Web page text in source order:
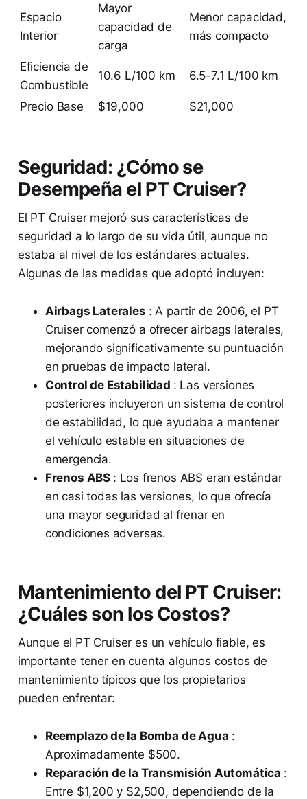
Espacio
Interior
Mayor
capacidad de
carga
Menor capacidad,
más compacto
Eficiencia de
Combustible
10.6 L/100 km 6.5-7.1 L/100 km
Precio Base $19,000 $21,000
Seguridad: ¿Cómo se
Desempeña el PT Cruiser?
El PT Cruiser mejoró sus características de
seguridad a lo largo de su vida útil, aunque no
estaba al nivel de los estándares actuales.
Algunas de las medidas que adoptó incluyen:
Airbags Laterales : A partir de 2006, el PT
Cruiser comenzó a ofrecer airbags laterales,
mejorando significativamente su puntuación
en pruebas de impacto lateral.
Control de Estabilidad : Las versiones
posteriores incluyeron un sistema de control
de estabilidad, lo que ayudaba a mantener
el vehículo estable en situaciones de
emergencia.
Frenos ABS : Los frenos ABS eran estándar
en casi todas las versiones, lo que ofrecía
una mayor seguridad al frenar en
condiciones adversas.
Mantenimiento del PT Cruiser:
¿Cuáles son los Costos?
Aunque el PT Cruiser es un vehículo fiable, es
importante tener en cuenta algunos costos de
mantenimiento típicos que los propietarios
pueden enfrentar:
Reemplazo de la Bomba de Agua :
Aproximadamente $500.
Reparación de la Transmisión Automática :
Entre $1,200 y $2,500, dependiendo de la